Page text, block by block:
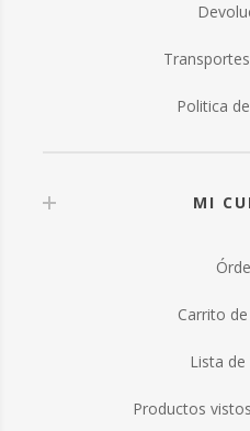
Politica
MI
Carrito
Lista
Productos